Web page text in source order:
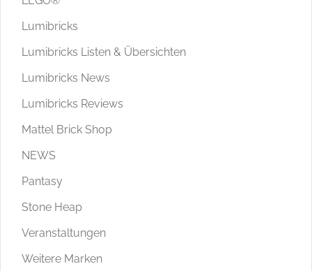
Lumibricks
Lumibricks Listen & Übersichten
Lumibricks News
Lumibricks Reviews
Mattel Brick Shop
NEWS
Pantasy
Stone Heap
Veranstaltungen
Weitere Marken